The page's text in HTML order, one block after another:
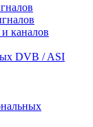
каналов
DVB / ASI